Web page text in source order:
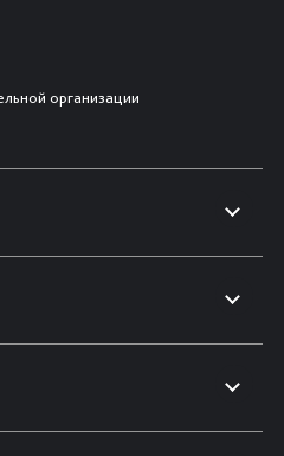
организации